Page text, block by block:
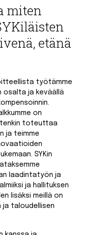
miten
etänä
työtämme
osalta ja keväällä
on
toteuttaa
ja teimme
SYKin
laadintatyön ja
ja hallituksen
lisäksi meillä on
ja taloudellisen